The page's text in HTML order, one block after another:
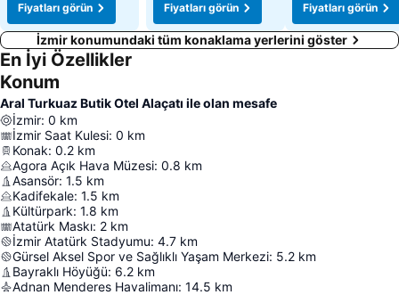
Fiyatları görün
Fiyatları görün
Fiyatları görün
İzmir konumundaki tüm konaklama yerlerini göster
En İyi Özellikler
Konum
Aral Turkuaz Butik Otel Alaçatı ile olan mesafe
İzmir: 0 km
İzmir Saat Kulesi: 0 km
Konak: 0.2 km
Agora Açık Hava Müzesi: 0.8 km
Asansör: 1.5 km
Kadifekale: 1.5 km
Kültürpark: 1.8 km
Atatürk Maskı: 2 km
İzmir Atatürk Stadyumu: 4.7 km
Gürsel Aksel Spor ve Sağlıklı Yaşam Merkezi: 5.2 km
Bayraklı Höyüğü: 6.2 km
Adnan Menderes Havalimanı: 14.5 km